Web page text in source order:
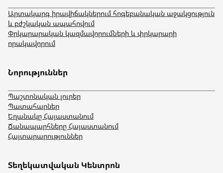
Արտակարգ իրավիճակներում հոգեբանական աջակցություն
և բժշկական ապահովում
Փրկարարական կազմավորումների և փրկարարի
որակավորում
Նորություններ
Պաշտոնական լուրեր
Պատահարներ
Եղանակը Հայաստանում
Ճանապարհները Հայաստանում
Հայտարարություններ
Տեղեկատվական Կենտրոն